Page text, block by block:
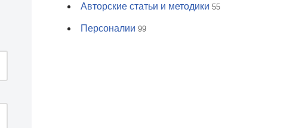
Авторские статьи и методики 55
Персоналии 99